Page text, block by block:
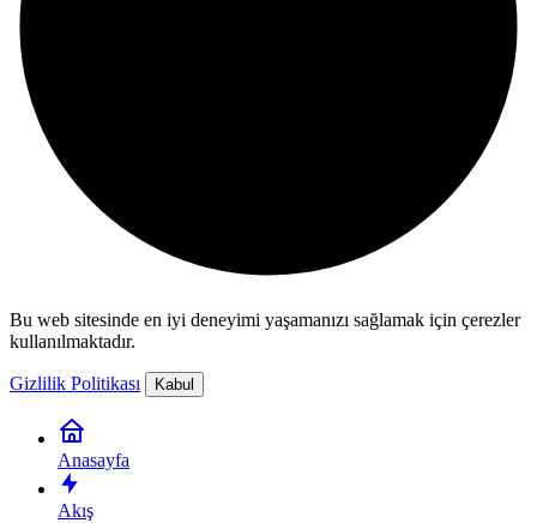
Bu web sitesinde en iyi deneyimi yaşamanızı sağlamak için çerezler
kullanılmaktadır.
Gizlilik Politikası Kabul
Anasayfa
Akış